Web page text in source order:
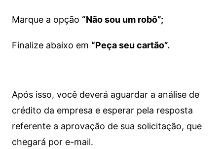
Marque a opção “Não sou um robô”;
Finalize abaixo em “Peça seu cartão”.
Após isso, você deverá aguardar a análise de
crédito da empresa e esperar pela resposta
referente a aprovação de sua solicitação, que
chegará por e-mail.